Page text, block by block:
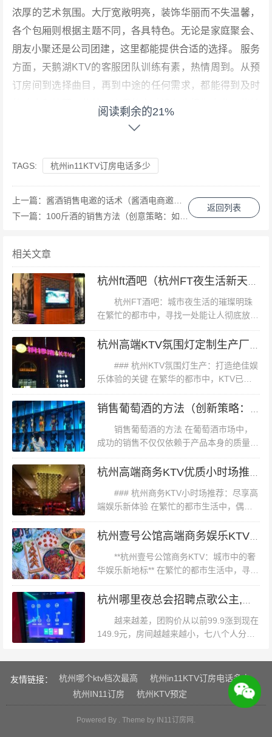
浓厚的艺术氛围。大厅宽敞明亮，装饰华丽而不失温馨，
各个包厢则根据主题不同，各具特色。无论是家庭聚会、
朋友小聚还是公司团建，这里都能提供合适的选择。 服务
方面，天鹅湖KTV的客服团队训练有素，热情周到。从预
订房间到选择曲目，再到中途的任何需求，都能得到及时
的响应和处理。此外，这里的音响设备也极为专业，能够
费的散客服务，也支持包场和会员服务。对于普通散客而
言，每小时的费用大约在80-120元之间，包含免费茶水和
小吃。如果需要额外购买酒水或小吃，价格也较为合理，
市场均价左右。 如果是团体消费或选择包场服务，价格会
要提前预订并支付定金。具体价格根据人数和所选包厢类
型而定，但总体来说性价比很高。 此外，天鹅湖KTV还推
出了一系列会员优惠活动。成为会员后，不仅能享受折扣
优惠，还能在生日当天获得免费包厢和专属礼品。对于经
常光顾的顾客来说，这无疑是一个不错的选择。 案例分析
张先生是一位音乐爱好者，经常与朋友相约去KTV放松。
他选择天鹅湖KTV的原因不仅是这里的环境和服务好，更
重要的是消费透明、合理。在一次公司团建活动中，他们
选择了包场服务，并提前预订了大型包厢。活动当天，不
仅有专业的音响设备支持，还有丰富的酒水和小吃供应。
整个活动氛围热烈而有序，员工们纷纷表示非常满意。事
后，张先生还成为了天鹅湖KTV的忠实会员，经常在这里
举办私人派对。 总结 综上所述，杭州天鹅湖KTV在消费方
面既合理又透明。无论是散客还是团体顾客，都能在这里
找到适合自己的消费模式。加之优雅的环境和优质的服
务，使得这里成为了杭州娱乐休闲场所中的佼佼者。如果
您正在寻找一个适合聚会或放松的场所，不妨考虑一下天
鹅湖KTV吧！
阅读剩余的21%
TAGS: 杭州in11KTV订房电话多少
返回列表
上一篇： 酱酒销售电邀的话术（酱酒电商邀约沟通新策略：精准话术提升销售效能）
下一篇： 100斤酒的销售方法（创意策略：如何高效推广与售出100斤酒品）
相关文章
杭州FT酒吧：城市夜生活的璀璨明珠
在繁忙的都市中，寻找一处能让人彻底放
松，忘却日常烦恼的地方，成为了许多都市
人的追求。杭州，这座被誉为“人间天堂”的
### 杭州KTV氛围灯生产：打造绝佳娱
乐体验的关键 在繁华的都市中，KTV已经
成为人们休闲娱乐的重要场所。而一个成功
的KTV，不仅需要有优质的音响设备，还需
销售葡萄酒的方法 在葡萄酒市场中，
成功的销售不仅仅依赖于产品本身的质量，
更需要一套有效的销售策略。本文将探讨几
种关键的方法，帮助您在葡萄酒销售中脱颖
### 杭州商务KTV小时场推荐：尽享高
端娱乐新体验 在繁忙的都市生活中，偶尔
的放松与娱乐成为了人们追求品质生活的重
要方式。杭州，这座历史悠久而又充满现代
**杭州壹号公馆商务KTV：城市中的奢
华娱乐新地标** 在繁忙的都市生活中，寻找
一处既能放松身心又能彰显品味的娱乐场
所，成为了许多商务人士和高端消费者的追
越来越差，团购价从以前99.9涨到现在
149.9元，房间越越来越小，七八个人分个
费，暴力拉扯，耍无赖，一群流氓**。咪音
不大好，感觉卡K不是很爽...
友情链接： 杭州哪个ktv档次最高
杭州in11KTV订房电话多少
杭州IN11订房
杭州KTV预定
Powered By . Theme by IN11订房网 .